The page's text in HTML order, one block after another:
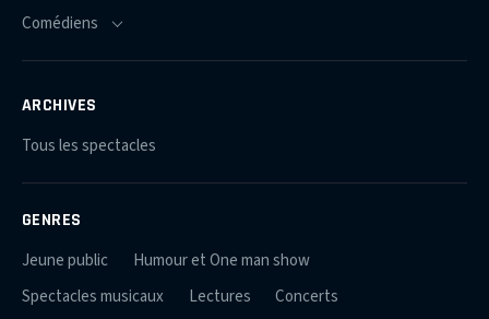
ARCHIVES
Tous les spectacles
GENRES
Jeune public
Humour et One man show
Spectacles musicaux
Lectures
Concerts